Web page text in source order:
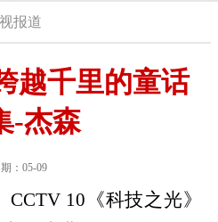
报道
越千里的童话
-杰森
期：05-09
CCTV 10《科技之光》